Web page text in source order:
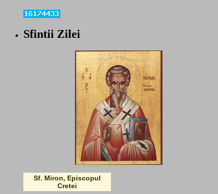
Sfintii Zilei
Sf. Miron, Episcopul
Cretei